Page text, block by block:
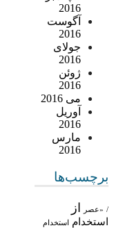
2016
آگوست
2016
جولای
2016
ژوئن
2016
می 2016
آوریل
2016
مارس
2016
برچسب‌ها
/ «عصر از
استخدام استخدام